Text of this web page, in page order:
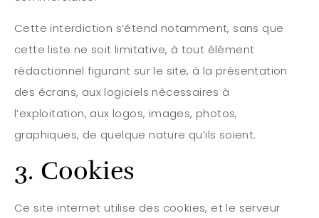
Cette interdiction s’étend notamment, sans que
cette liste ne soit limitative, à tout élément
rédactionnel figurant sur le site, à la présentation
des écrans, aux logiciels nécessaires à
l’exploitation, aux logos, images, photos,
graphiques, de quelque nature qu’ils soient.
3. Cookies
Ce site internet utilise des cookies, et le serveur